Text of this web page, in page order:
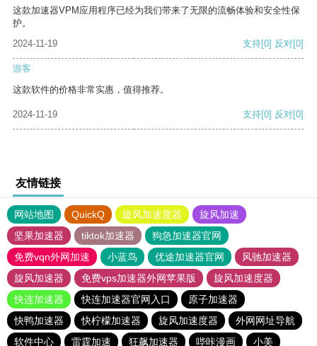
这款加速器VPM应用程序已经为我们带来了无限的流畅体验和安全性保
护。
2024-11-19
支持[0] 反对[0]
游客
这款软件的价格非常实惠，值得推荐。
2024-11-19 支持[0] 反对[0]
友情链接
网站地图 QuickQ 旋风加速度器
旋风加速
坚果加速器
tiktok加速器
狗急加速器官网
免费vqn外网加速
小蓝鸟 优途加速器官网
风驰加速器
旋风加速器
免费vps加速器外网苹果版
旋风加速度器
快连加速器
快连加速器官网入口
原子加速器
快鸭加速器
快柠檬加速器 旋风加速度器
外网网址导航
软件中心
雷霆加速 狂飙加速器 哔咔漫画 小美